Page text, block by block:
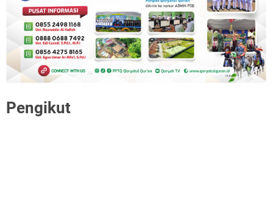
Pengikut